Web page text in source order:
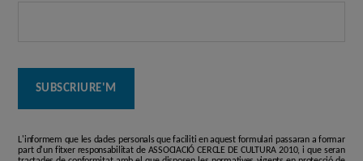
L'informem que les dades personals que faciliti en aquest formulari passaran a formar
part d'un fitxer responsabilitat de ASSOCIACIÓ CERCLE DE CULTURA 2010, i que seran